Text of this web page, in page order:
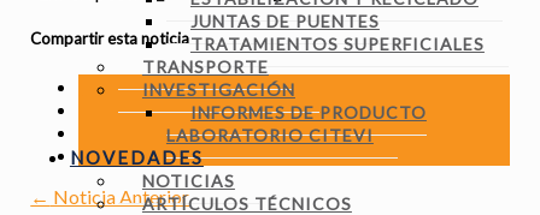
JUNTAS DE PUENTES
TRATAMIENTOS SUPERFICIALES
TRANSPORTE
INVESTIGACIÓN
INFORMES DE PRODUCTO
LABORATORIO CITEVI
NOVEDADES
NOTICIAS
ARTÍCULOS TÉCNICOS
Compartir esta noticia
← Noticia Anterior